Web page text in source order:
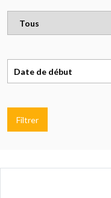
Filtrer